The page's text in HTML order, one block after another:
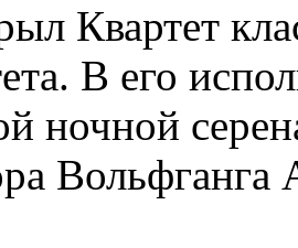
Квартет
В его
ночной